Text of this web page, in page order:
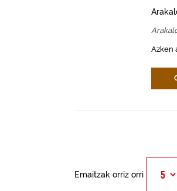
Azken
Emaitzak orriz orri